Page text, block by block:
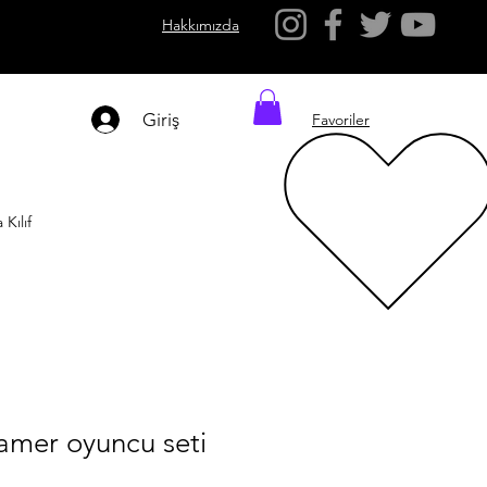
Hakkımızda
Giriş Favoriler
oyuncu seti